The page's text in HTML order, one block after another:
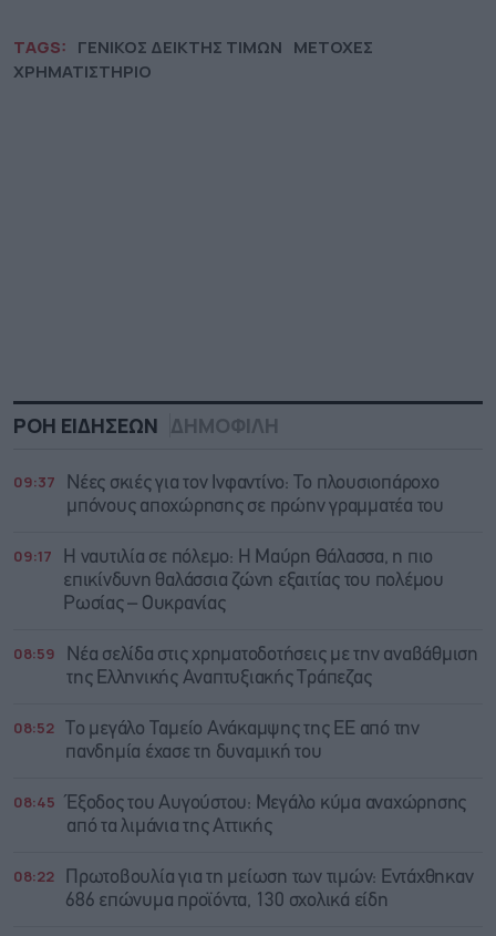
TAGS: ΓΕΝΙΚΟΣ ΔΕΙΚΤΗΣ ΤΙΜΩΝ ΜΕΤΟΧΕΣ
ΧΡΗΜΑΤΙΣΤΗΡΙΟ
ΡΟΗ ΕΙΔΗΣΕΩΝ ΔΗΜΟΦΙΛΗ
09:37
Νέες σκιές για τον Ινφαντίνο: Το πλουσιοπάροχο
μπόνους αποχώρησης σε πρώην γραμματέα του
09:17
Η ναυτιλία σε πόλεμο: Η Μαύρη Θάλασσα, η πιο
επικίνδυνη θαλάσσια ζώνη εξαιτίας του πολέμου
Ρωσίας – Ουκρανίας
08:59
Νέα σελίδα στις χρηματοδοτήσεις με την αναβάθμιση
της Ελληνικής Αναπτυξιακής Τράπεζας
08:52
Το μεγάλο Ταμείο Ανάκαμψης της ΕΕ από την
πανδημία έχασε τη δυναμική του
08:45
Έξοδος του Αυγούστου: Μεγάλο κύμα αναχώρησης
από τα λιμάνια της Αττικής
08:22
Πρωτοβουλία για τη μείωση των τιμών: Εντάχθηκαν
686 επώνυμα προϊόντα, 130 σχολικά είδη